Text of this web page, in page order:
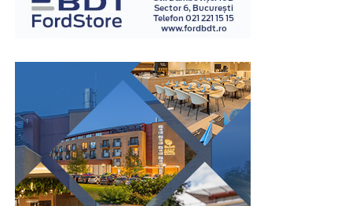
HSG: disconfort variabil — crampele sunt frecvente, mai
acumulează). Poziția pe masa de radiologie poate fi
inconfortabilă.
HYCOSY: disconfort similar cu o consultație
ginecologică cu examinare transvaginală. Crampele sunt
prezente dar de obicei mai ușor tolerate. Se realizează în
cabinetul ginecologic, într-un mediu familiar.